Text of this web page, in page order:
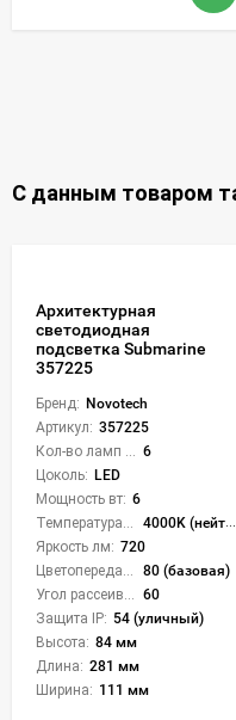
С данным товаром
Архитектурная
светодиодная
подсветка Submarine
357225
Бренд: Novotech
Артикул: 357225
Кол-во ламп или LED: 6
Цоколь: LED
Мощность вт: 6
Температура света:
4000K (нейтральный)
Яркость лм: 720
Цветопередача (CRI):
80 (базовая)
Угол рассеивания света °: 60
Защита IP: 54 (уличный)
Высота: 84 мм
Длина: 281 мм
Ширина: 111 мм